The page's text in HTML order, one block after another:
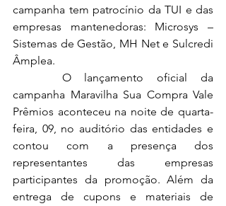
campanha tem patrocínio da TUI e das
empresas mantenedoras: Microsys –
Sistemas de Gestão, MH Net e Sulcredi
Âmplea.
campanha Maravilha Sua Compra Vale
Prêmios aconteceu na noite de quarta-
feira, 09, no auditório das entidades e
contou com a presença dos
representantes das empresas
participantes da promoção. Além da
entrega de cupons e materiais de